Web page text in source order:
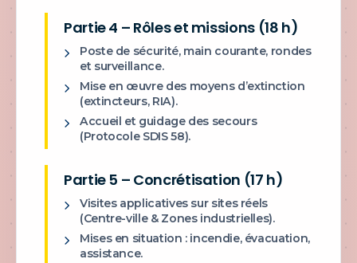
Partie 4 – Rôles et missions (18 h)
Poste de sécurité, main courante, rondes
et surveillance.
Mise en œuvre des moyens d’extinction
(extincteurs, RIA).
Accueil et guidage des secours
(Protocole SDIS 58).
Partie 5 – Concrétisation (17 h)
Visites applicatives sur sites réels
(Centre-ville & Zones industrielles).
Mises en situation : incendie, évacuation,
assistance.